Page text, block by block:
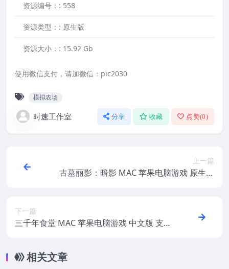
资源编号：: 558
资源类型：: 原生版
资源大小：: 15.92 Gb
使用微信支付，请加微信：pic2030
模拟农场
时速工作室 分享 收藏 点赞(0)
上一篇
古墓丽影：暗影 MAC 苹果电脑游戏 原生版
下一篇
三千年食堂 MAC 苹果电脑游戏 中文版 支持
相关文章